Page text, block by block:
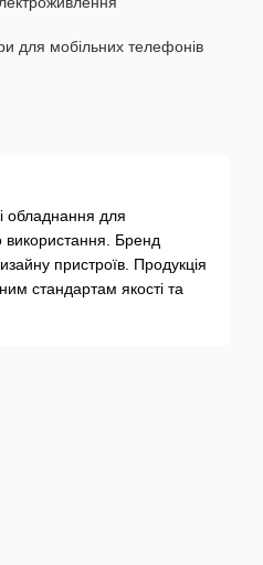
для мобільних телефонів
обладнання для
використання. Бренд
пристроїв. Продукція
стандартам якості та
ТБ, підтримують
простоті